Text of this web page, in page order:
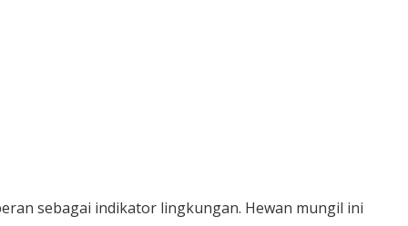
sebagai indikator lingkungan. Hewan mungil ini